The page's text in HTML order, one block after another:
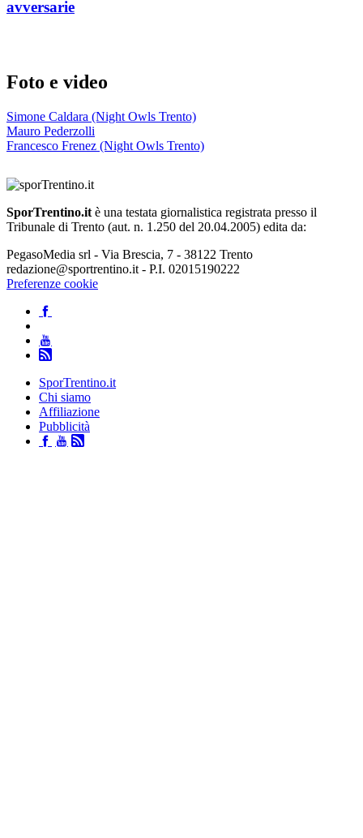
avversarie
Foto e video
Simone Caldara (Night Owls Trento)
Mauro Pederzolli
Francesco Frenez (Night Owls Trento)
SporTrentino.it è una testata giornalistica registrata presso il
Tribunale di Trento (aut. n. 1.250 del 20.04.2005) edita da:
PegasoMedia srl - Via Brescia, 7 - 38122 Trento
redazione@sportrentino.it - P.I. 02015190222
Preferenze cookie
SporTrentino.it
Chi siamo
Affiliazione
Pubblicità